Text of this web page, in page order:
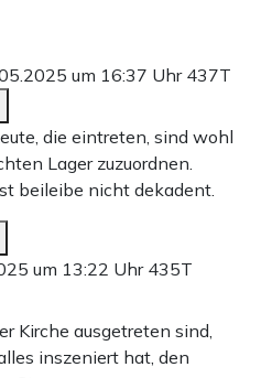
um 16:37 Uhr 437T
die eintreten, sind wohl
Lager zuzuordnen.
beileibe nicht dekadent.
um 13:22 Uhr 435T
Kirche ausgetreten sind,
inszeniert hat, den